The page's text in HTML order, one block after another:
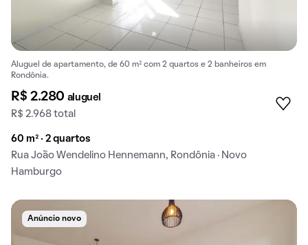
Aluguel de apartamento, de 60 m² com 2 quartos e 2 banheiros em
Rondônia.
R$ 2.280 aluguel
R$ 2.968 total
60 m² · 2 quartos
Rua João Wendelino Hennemann, Rondônia · Novo
Hamburgo
Anúncio novo